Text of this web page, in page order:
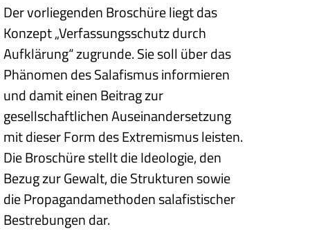
Der vorliegenden Broschüre liegt das
Konzept „Verfassungsschutz durch
Aufklärung“ zugrunde. Sie soll über das
Phänomen des Salafismus informieren
und damit einen Beitrag zur
gesellschaftlichen Auseinandersetzung
mit dieser Form des Extremismus leisten.
Die Broschüre stellt die Ideologie, den
Bezug zur Gewalt, die Strukturen sowie
die Propagandamethoden salafistischer
Bestrebungen dar.